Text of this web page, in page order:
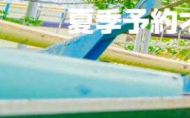
夏季予約